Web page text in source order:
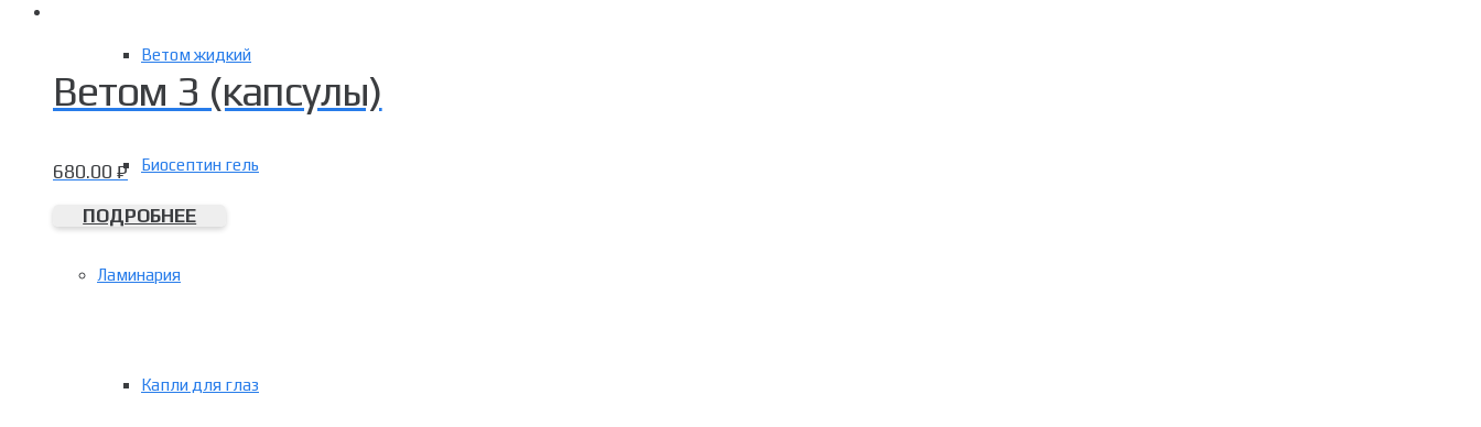
Ветом жидкий
Биосептин гель
Ламинария
Капли для глаз
Ветом 3 (капсулы)
680.00 ₽
ПОДРОБНЕЕ